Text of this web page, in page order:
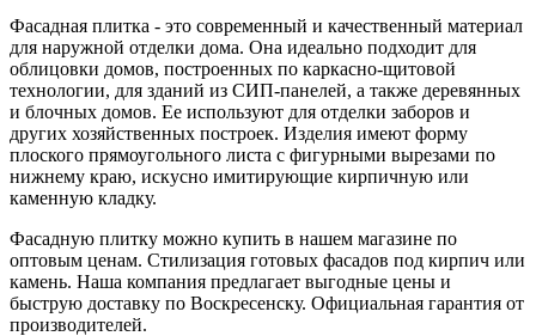
Фасадная плитка - это современный и качественный материал
для наружной отделки дома. Она идеально подходит для
облицовки домов, построенных по каркасно-щитовой
технологии, для зданий из СИП-панелей, а также деревянных
и блочных домов. Ее используют для отделки заборов и
других хозяйственных построек. Изделия имеют форму
плоского прямоугольного листа с фигурными вырезами по
нижнему краю, искусно имитирующие кирпичную или
каменную кладку.
Фасадную плитку можно купить в нашем магазине по
оптовым ценам. Стилизация готовых фасадов под кирпич или
камень. Наша компания предлагает выгодные цены и
быструю доставку по Воскресенску. Официальная гарантия от
производителей.